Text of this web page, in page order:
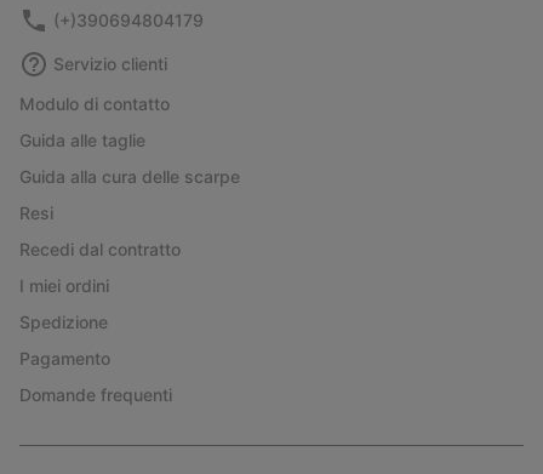
(+)390694804179
Servizio clienti
Modulo di contatto
Guida alle taglie
Guida alla cura delle scarpe
Resi
Recedi dal contratto
I miei ordini
Spedizione
Pagamento
Domande frequenti